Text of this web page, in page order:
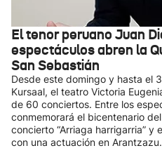
El tenor peruano Juan
espectáculos abren la
San Sebastián
Desde este domingo y hasta el
Kursaal, el teatro Victoria
de 60 conciertos. Entre los
conmemorará el bicentenario
concierto “Arriaga harrigarria” y
con una actuación en Arantzazu.